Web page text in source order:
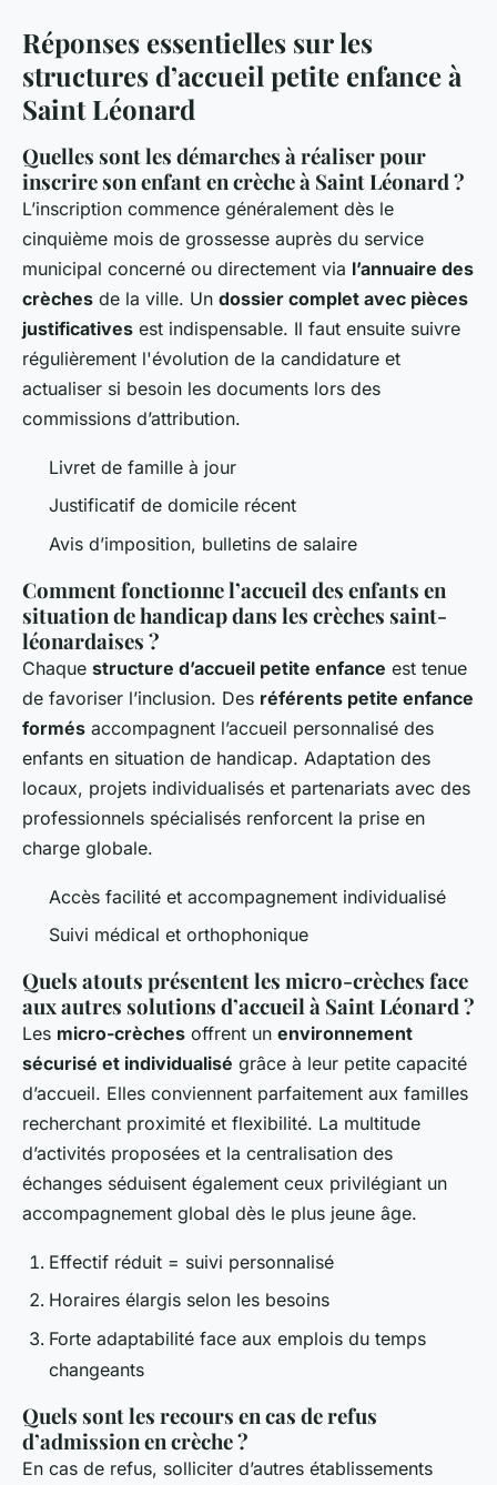
Réponses essentielles sur les
structures d’accueil petite enfance à
Saint Léonard
Quelles sont les démarches à réaliser pour
inscrire son enfant en crèche à Saint Léonard ?
L’inscription commence généralement dès le
cinquième mois de grossesse auprès du service
municipal concerné ou directement via l’annuaire des
crèches de la ville. Un dossier complet avec pièces
justificatives est indispensable. Il faut ensuite suivre
régulièrement l'évolution de la candidature et
actualiser si besoin les documents lors des
commissions d’attribution.
Livret de famille à jour
Justificatif de domicile récent
Avis d’imposition, bulletins de salaire
Comment fonctionne l’accueil des enfants en
situation de handicap dans les crèches saint-
léonardaises ?
Chaque structure d’accueil petite enfance est tenue
de favoriser l’inclusion. Des référents petite enfance
formés accompagnent l’accueil personnalisé des
enfants en situation de handicap. Adaptation des
locaux, projets individualisés et partenariats avec des
professionnels spécialisés renforcent la prise en
charge globale.
Accès facilité et accompagnement individualisé
Suivi médical et orthophonique
Quels atouts présentent les micro-crèches face
aux autres solutions d’accueil à Saint Léonard ?
Les micro-crèches offrent un environnement
sécurisé et individualisé grâce à leur petite capacité
d’accueil. Elles conviennent parfaitement aux familles
recherchant proximité et flexibilité. La multitude
d’activités proposées et la centralisation des
échanges séduisent également ceux privilégiant un
accompagnement global dès le plus jeune âge.
Effectif réduit = suivi personnalisé
Horaires élargis selon les besoins
Forte adaptabilité face aux emplois du temps
changeants
Quels sont les recours en cas de refus
d’admission en crèche ?
En cas de refus, solliciter d’autres établissements